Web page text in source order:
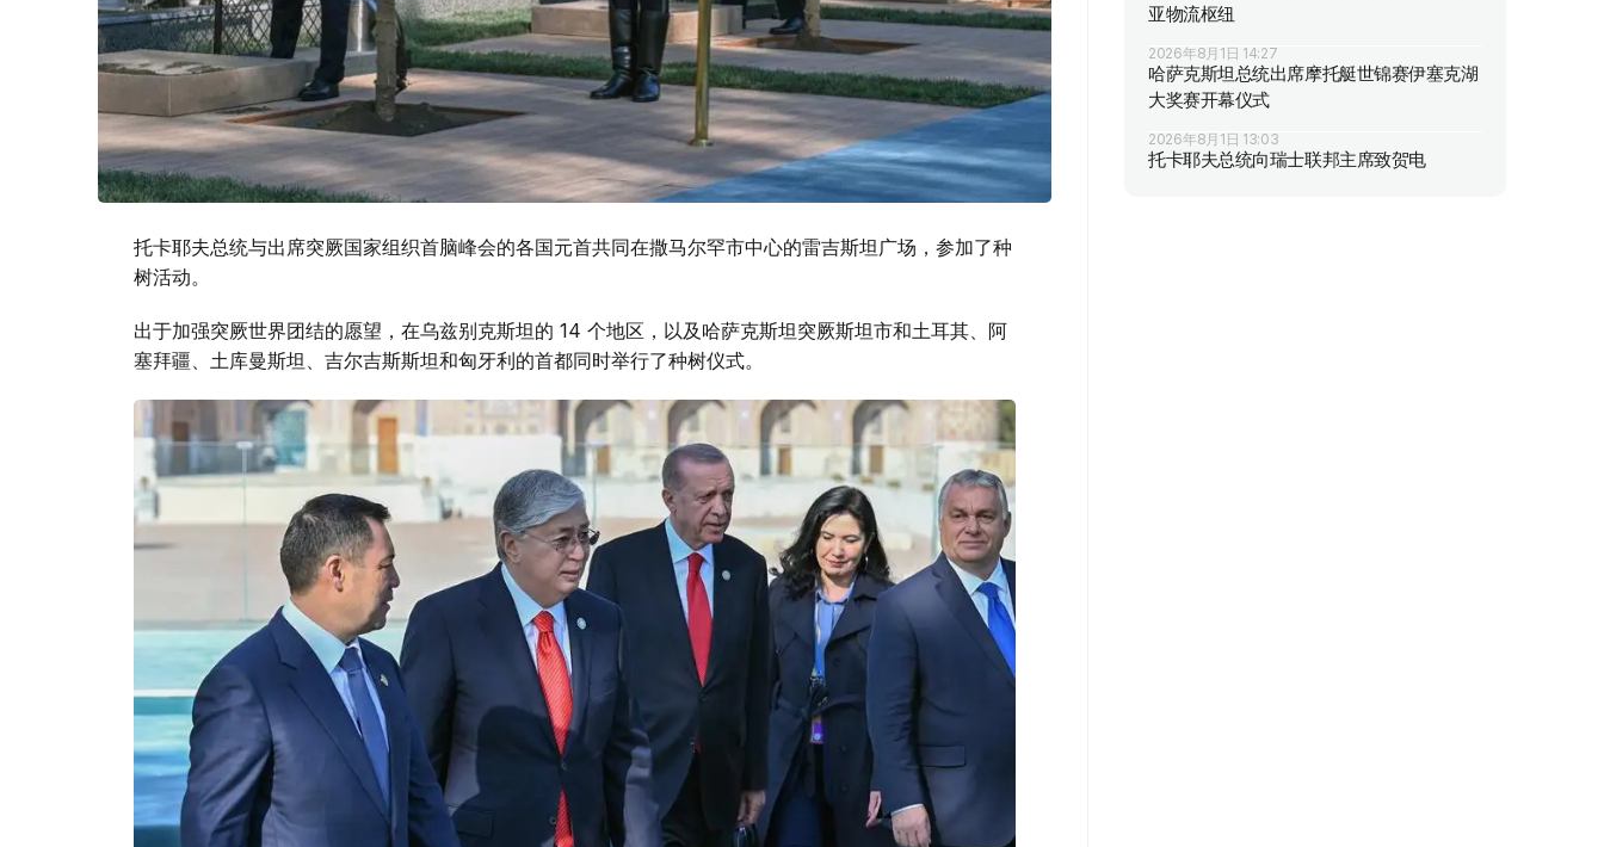
托卡耶夫总统与出席突厥国家组织首脑峰会的各国元首共同在撒马尔罕市中心的雷吉斯坦广场，参加了种
树活动。
出于加强突厥世界团结的愿望，在乌兹别克斯坦的 14 个地区，以及哈萨克斯坦突厥斯坦市和土耳其、阿
塞拜疆、土库曼斯坦、吉尔吉斯斯坦和匈牙利的首都同时举行了种树仪式。
亚物流枢纽
2026年8月1日 14:27
哈萨克斯坦总统出席摩托艇世锦赛伊塞克湖
大奖赛开幕仪式
2026年8月1日 13:03
托卡耶夫总统向瑞士联邦主席致贺电